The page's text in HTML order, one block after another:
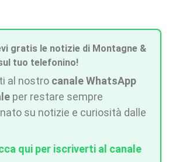
gratis le notizie di Montagne &
tuo telefonino!
al nostro canale WhatsApp
per restare sempre
su notizie e curiosità dalle
qui per iscriverti al canale